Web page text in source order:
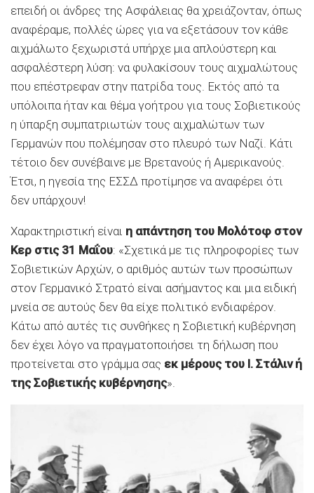
επειδή οι άνδρες της Ασφάλειας θα χρειάζονταν, όπως
αναφέραμε, πολλές ώρες για να εξετάσουν τον κάθε
αιχμάλωτο ξεχωριστά υπήρχε μια απλούστερη και
ασφαλέστερη λύση: να φυλακίσουν τους αιχμαλώτους
που επέστρεφαν στην πατρίδα τους. Εκτός από τα
υπόλοιπα ήταν και θέμα γοήτρου για τους Σοβιετικούς
η ύπαρξη συμπατριωτών τους αιχμαλώτων των
Γερμανών που πολέμησαν στο πλευρό των Ναζί. Κάτι
τέτοιο δεν συνέβαινε με Βρετανούς ή Αμερικανούς.
Έτσι, η ηγεσία της ΕΣΣΔ προτίμησε να αναφέρει ότι
δεν υπάρχουν!
Χαρακτηριστική είναι η απάντηση του Μολότοφ στον
Κερ στις 31 Μαΐου: «Σχετικά με τις πληροφορίες των
Σοβιετικών Αρχών, ο αριθμός αυτών των προσώπων
στον Γερμανικό Στρατό είναι ασήμαντος και μια ειδική
μνεία σε αυτούς δεν θα είχε πολιτικό ενδιαφέρον.
Κάτω από αυτές τις συνθήκες η Σοβιετική κυβέρνηση
δεν έχει λόγο να πραγματοποιήσει τη δήλωση που
προτείνεται στο γράμμα σας εκ μέρους του Ι. Στάλιν ή
της Σοβιετικής κυβέρνησης».